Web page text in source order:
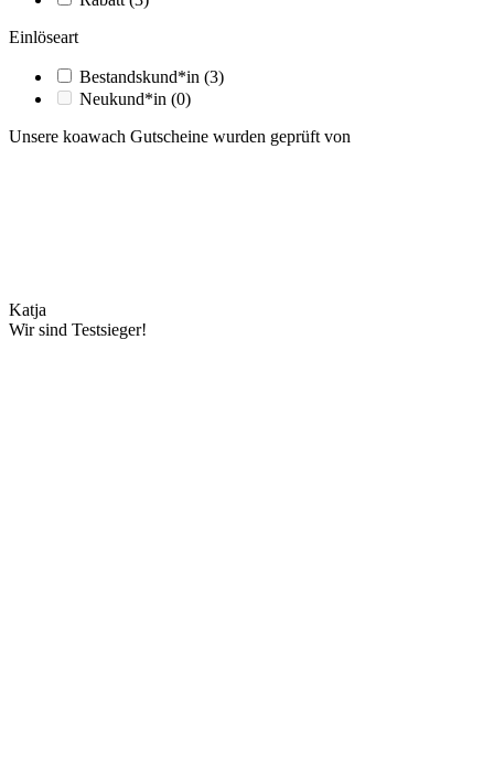
Einlöseart
Bestandskund*in (3)
Neukund*in (0)
Unsere koawach Gutscheine wurden geprüft von
Katja
Wir sind Testsieger!